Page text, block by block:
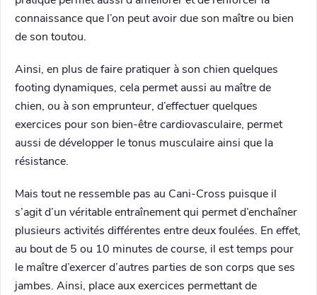
connaissance que l’on peut avoir due son maître ou bien
de son toutou.
Ainsi, en plus de faire pratiquer à son chien quelques
footing dynamiques, cela permet aussi au maître de
chien, ou à son emprunteur, d’effectuer quelques
exercices pour son bien-être cardiovasculaire, permet
aussi de développer le tonus musculaire ainsi que la
résistance.
Mais tout ne ressemble pas au Cani-Cross puisque il
s’agit d’un véritable entraînement qui permet d’enchaîner
plusieurs activités différentes entre deux foulées. En effet,
au bout de 5 ou 10 minutes de course, il est temps pour
le maître d’exercer d’autres parties de son corps que ses
jambes. Ainsi, place aux exercices permettant de